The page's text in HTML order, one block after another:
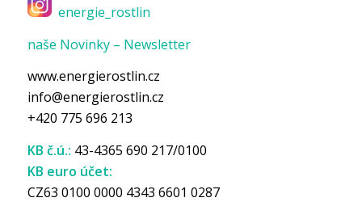
energie_rostlin
naše Novinky – Newsletter
www.energierostlin.cz
info@energierostlin.cz
+420 775 696 213
KB č.ú.: 43-4365 690 217/0100
KB euro účet:
CZ63 0100 0000 4343 6601 0287